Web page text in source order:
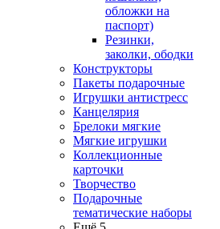
обложки на
паспорт)
Резинки,
заколки, ободки
Конструкторы
Пакеты подарочные
Игрушки антистресс
Канцелярия
Брелоки мягкие
Мягкие игрушки
Коллекционные
карточки
Творчество
Подарочные
тематические наборы